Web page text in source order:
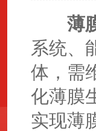
薄
系统、
体，需
化薄膜
实现薄